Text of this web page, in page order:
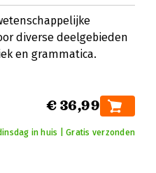
diverse deelgebieden
en grammatica.
€ 36,99
in huis | Gratis verzonden